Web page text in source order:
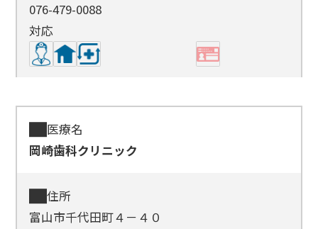
076-479-0088
対応
医療名
岡崎歯科クリニック
住所
富山市千代田町４－４０